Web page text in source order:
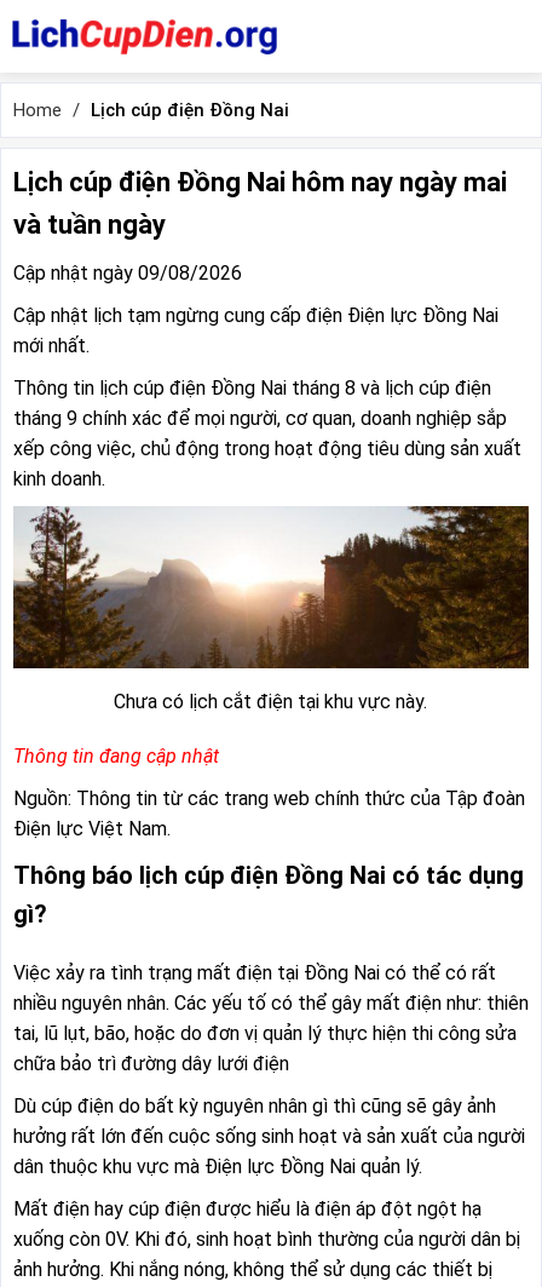
Home Lịch cúp điện Đồng Nai
Lịch cúp điện Đồng Nai hôm nay ngày mai
và tuần ngày
Cập nhật ngày 09/08/2026
Cập nhật lịch tạm ngừng cung cấp điện Điện lực Đồng Nai
mới nhất.
Thông tin lịch cúp điện Đồng Nai tháng 8 và lịch cúp điện
tháng 9 chính xác để mọi người, cơ quan, doanh nghiệp sắp
xếp công việc, chủ động trong hoạt động tiêu dùng sản xuất
kinh doanh.
Chưa có lịch cắt điện tại khu vực này.
Thông tin đang cập nhật
Nguồn: Thông tin từ các trang web chính thức của Tập đoàn
Điện lực Việt Nam.
Thông báo lịch cúp điện Đồng Nai có tác dụng
gì?
Việc xảy ra tình trạng mất điện tại Đồng Nai có thể có rất
nhiều nguyên nhân. Các yếu tố có thể gây mất điện như: thiên
tai, lũ lụt, bão, hoặc do đơn vị quản lý thực hiện thi công sửa
chữa bảo trì đường dây lưới điện
Dù cúp điện do bất kỳ nguyên nhân gì thì cũng sẽ gây ảnh
hưởng rất lớn đến cuộc sống sinh hoạt và sản xuất của người
dân thuộc khu vực mà Điện lực Đồng Nai quản lý.
Mất điện hay cúp điện được hiểu là điện áp đột ngột hạ
xuống còn 0V. Khi đó, sinh hoạt bình thường của người dân bị
ảnh hưởng. Khi nắng nóng, không thể sử dụng các thiết bị